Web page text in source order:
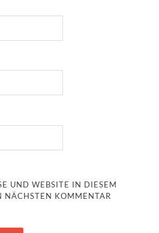
UND WEBSITE IN DIESEM
NÄCHSTEN KOMMENTAR